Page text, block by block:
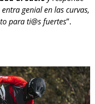
genial en las curvas,
para ti@s fuertes”.